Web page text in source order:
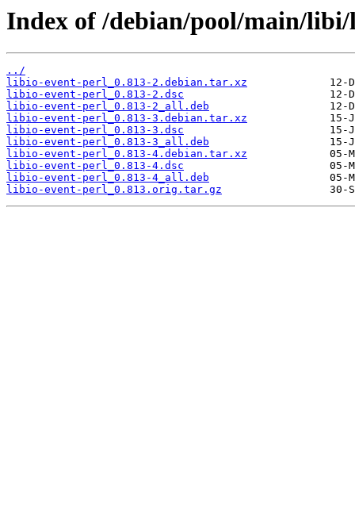
Index of /debian/pool/main/
../
libio-event-perl_0.813-2.debian.tar.xz
libio-event-perl_0.813-2.dsc
libio-event-perl_0.813-2_all.deb
libio-event-perl_0.813-3.debian.tar.xz
libio-event-perl_0.813-3.dsc
libio-event-perl_0.813-3_all.deb
libio-event-perl_0.813-4.debian.tar.xz
libio-event-perl_0.813-4.dsc
libio-event-perl_0.813-4_all.deb
libio-event-perl_0.813.orig.tar.gz